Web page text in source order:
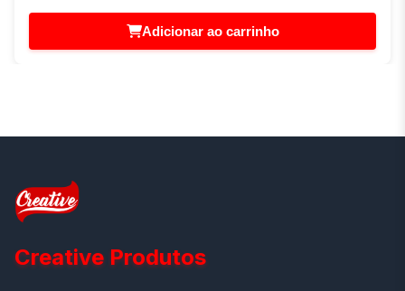
Adicionar ao carrinho
Creative Produtos